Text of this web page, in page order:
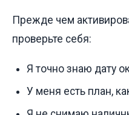
Прежде чем
проверьте себя:
Я точно знаю дату
У меня есть план,